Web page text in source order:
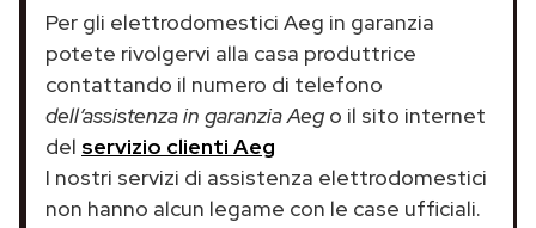
Per gli elettrodomestici Aeg in garanzia
potete rivolgervi alla casa produttrice
contattando il numero di telefono
dell’assistenza in garanzia Aeg o il sito internet
del servizio clienti Aeg
I nostri servizi di assistenza elettrodomestici
non hanno alcun legame con le case ufficiali.